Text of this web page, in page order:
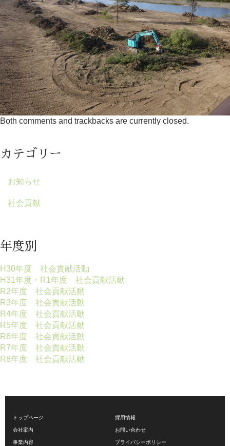
Both comments and trackbacks are currently closed.
カテゴリー
お知らせ
社会貢献
年度別
H30年度 社会貢献活動
H31年度・R1年度 社会貢献活動
R2年度 社会貢献活動
R3年度 社会貢献活動
R4年度 社会貢献活動
R5年度 社会貢献活動
R6年度 社会貢献活動
R7年度 社会貢献活動
R8年度 社会貢献活動
トップページ
会社案内
事業内容
採用情報
お問い合わせ
プライバシーポリシー